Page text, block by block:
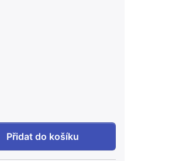
VEKOLUX N připojení VK ½ x ¾ rohové 0531-
Přidat do košíku